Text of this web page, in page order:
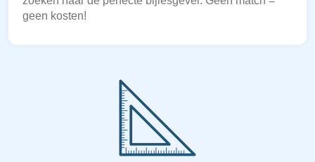
geen kosten!